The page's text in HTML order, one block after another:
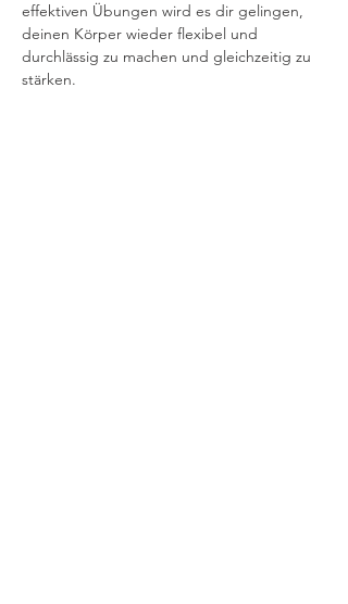
effektiven Übungen wird es dir gelingen,
deinen Körper wieder flexibel und
durchlässig zu machen und gleichzeitig zu
stärken.